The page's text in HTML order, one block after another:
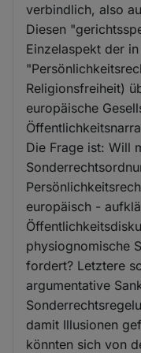
verbindlich, also
Diesen
Einzelaspekt der
Religionsfreiheit)
europäische
Die Frage ist: Will
europäisch -
physiognomische
fordert? Letztere
argumentative
damit Illusionen
könnten sich von